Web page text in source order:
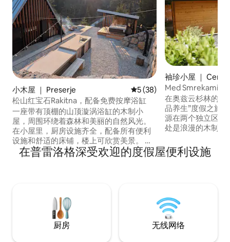
小木屋 ｜ Preserje 平均评分 5 分（满分 5 分）
5 (38)
松山红宝石Rakitna，配备免费按摩浴缸
一座带有顶棚的山顶漩涡浴缸的木制小
屋，周围环绕着森林和美丽的自然风光。
在小屋里，厨房设施齐全，配备所有便利
设施和舒适的床铺，楼上可欣赏美景。 乡
村小屋前面设有可供您享用咖啡的露台、
宽敞的室外厨房、桌子、壁炉和室外太阳
边地区和附近山峰徒步活动或骑行的绝佳
起点。 Rakitna 拥有原生态的自然环境、
最优质的空气以及直接从水龙头流出的安
袖珍小屋 ｜
njskem
Med Smrekami |
在奥兹云杉林的中
品养生”度假之旅
源在两个独立区域
处是浪漫的木制小
起居套间，配备
房。 在乡村小屋
RNO ID：108171
在普雷洛格深受欢迎的度假屋便利设施
厨房 无线网络